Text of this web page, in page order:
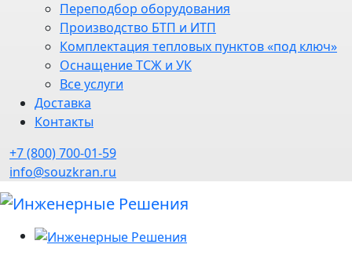
Переподбор оборудования
Производство БТП и ИТП
Комплектация тепловых пунктов «под ключ»
Оснащение ТСЖ и УК
Все услуги
Доставка
Контакты
+7 (800) 700-01-59
info@souzkran.ru